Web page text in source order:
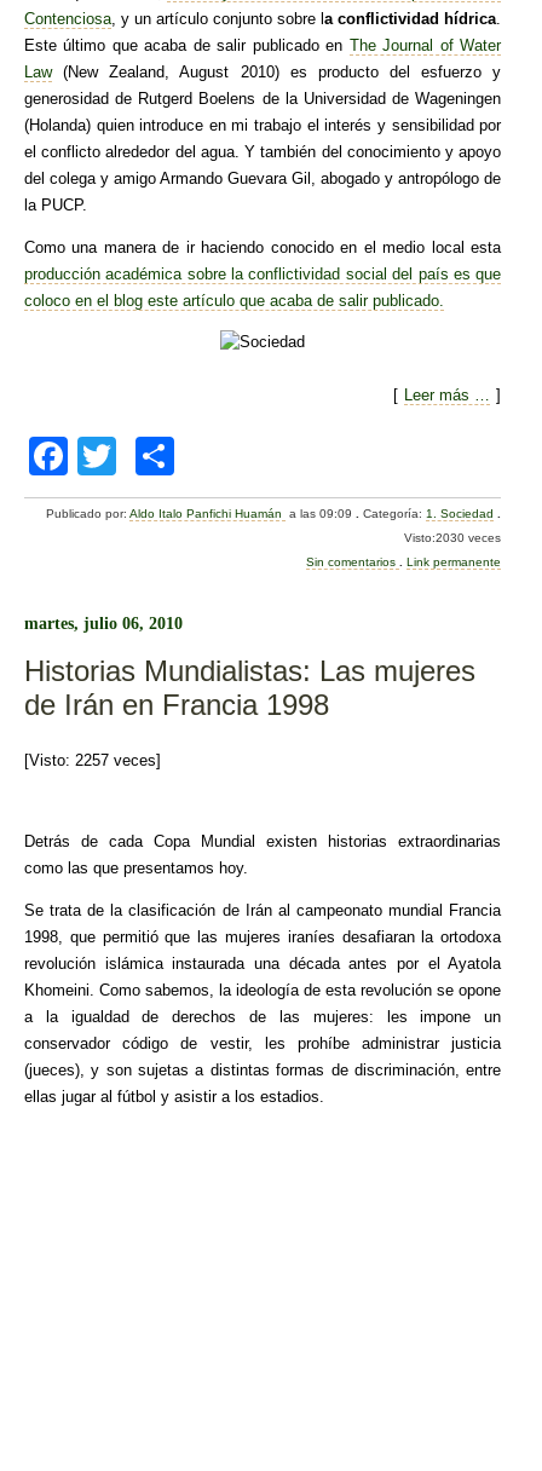
Contenciosa , y un artículo conjunto sobre la conflictividad hídrica
Este último que acaba de salir publicado en The Journal of Water
Law(New Zealand, August 2010) es producto del esfuerzo y
generosidad de Rutgerd Boelens de la Universidad de Wageningen
(Holanda) quien introduce en mi trabajo el interés y sensibilidad por
el conflicto alrededor del agua. Y también del conocimiento y apoyo
del colega y amigo Armando Guevara Gil, abogado y antropólogo de
la PUCP.
Como una manera de ir haciendo conocido en el medio local esta
producción académica sobre la conflictividad social del país es que
coloco en el blog este artículo que acaba de salir publicado.
[ Leer más … ]
F
a
b
o
k
wi
tt
o
m
ar
Publicado por:Aldo Italo Panfichi Huamán a las 09:09 .Categoría: 1. Sociedad
Visto:2030 veces
Sin comentarios
Link permanente
martes, julio 06, 2010
Historias Mundialistas: Las mujeres
de Irán en Francia 1998
[Visto: 2257 veces]
Detrás de cada Copa Mundial existen historias extraordinarias
como las que presentamos hoy.
Se trata de la clasificación de Irán al campeonato mundial Francia
1998, que permitió que las mujeres iraníes desafiaran la ortodoxa
revolución islámica instaurada una década antes por el Ayatola
Khomeini. Como sabemos, la ideología de esta revolución se opone
a la igualdad de derechos de las mujeres: les impone un
conservador código de vestir, les prohíbe administrar justicia
(jueces), y son sujetas a distintas formas de discriminación, entre
ellas jugar al fútbol y asistir a los estadios.